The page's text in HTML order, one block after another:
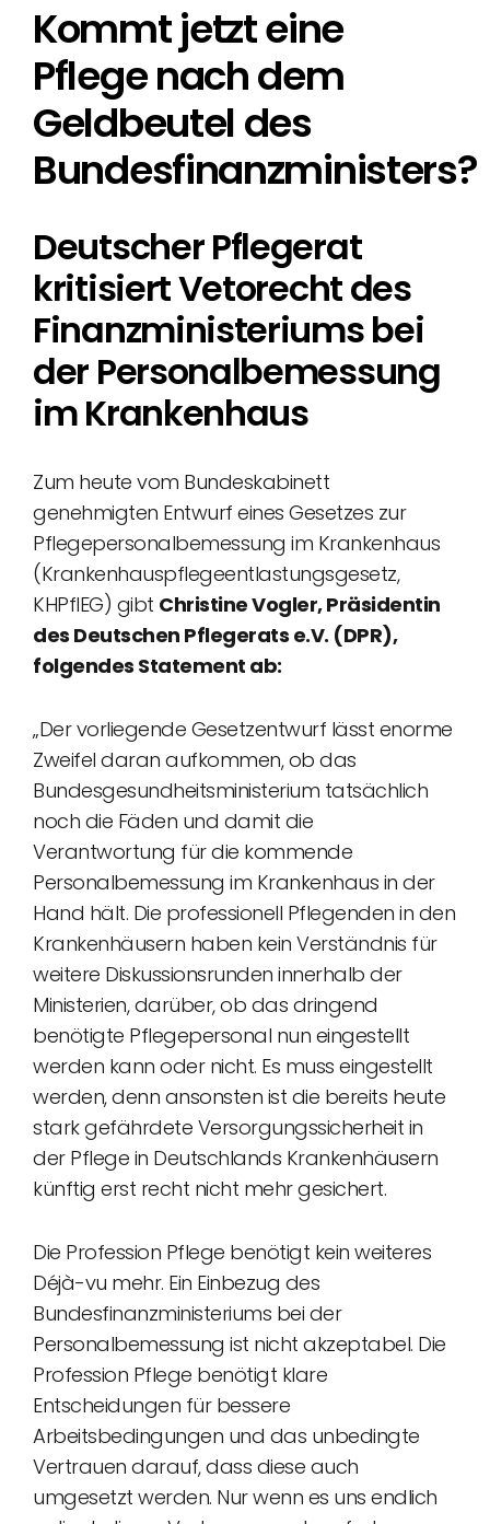
Kommt jetzt eine
Pflege nach dem
Geldbeutel des
Bundesfinanzministers?
Deutscher Pflegerat
kritisiert Vetorecht des
Finanzministeriums bei
der Personalbemessung
im Krankenhaus
Zum heute vom Bundeskabinett
genehmigten Entwurf eines Gesetzes zur
Pflegepersonalbemessung im Krankenhaus
(Krankenhauspflegeentlastungsgesetz,
KHPflEG) gibt Christine Vogler, Präsidentin
des Deutschen Pflegerats e.V. (DPR),
folgendes Statement ab:
„Der vorliegende Gesetzentwurf lässt enorme
Zweifel daran aufkommen, ob das
Bundesgesundheitsministerium tatsächlich
noch die Fäden und damit die
Verantwortung für die kommende
Personalbemessung im Krankenhaus in der
Hand hält. Die professionell Pflegenden in den
Krankenhäusern haben kein Verständnis für
weitere Diskussionsrunden innerhalb der
Ministerien, darüber, ob das dringend
benötigte Pflegepersonal nun eingestellt
werden kann oder nicht. Es muss eingestellt
werden, denn ansonsten ist die bereits heute
stark gefährdete Versorgungssicherheit in
der Pflege in Deutschlands Krankenhäusern
künftig erst recht nicht mehr gesichert.
Die Profession Pflege benötigt kein weiteres
Déjà-vu mehr. Ein Einbezug des
Bundesfinanzministeriums bei der
Personalbemessung ist nicht akzeptabel. Die
Profession Pflege benötigt klare
Entscheidungen für bessere
Arbeitsbedingungen und das unbedingte
Vertrauen darauf, dass diese auch
umgesetzt werden. Nur wenn es uns endlich